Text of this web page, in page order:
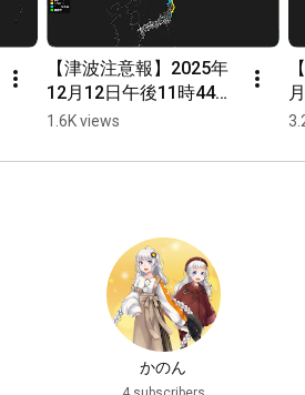
【津波注意報】2025年
12月12日午後11時44分
頃青森県東方沖で最大
1.6K views
かのん